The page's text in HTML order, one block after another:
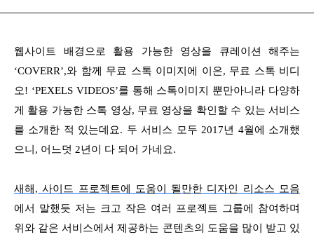
웹사이트 배경으로 활용 가능한 영상을 큐레이션 해주는
‘COVERR’,와 함께 무료 스톡 이미지에 이은, 무료 스톡 비디
오! ‘PEXELS VIDEOS’를 통해 스톡이미지 뿐만아니라 다양하
게 활용 가능한 스톡 영상, 무료 영상을 확인할 수 있는 서비스
를 소개한 적 있는데요. 두 서비스 모두 2017년 4월에 소개했
으니, 어느덧 2년이 다 되어 가네요.
새해, 사이드 프로젝트에 도움이 될만한 디자인 리소스 모음
에서 말했듯 저는 크고 작은 여러 프로젝트 그룹에 참여하며
위와 같은 서비스에서 제공하는 콘텐츠의 도움을 많이 받고 있